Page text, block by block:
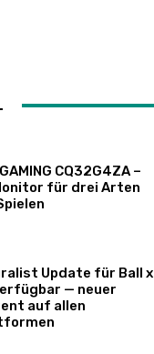
CQ32G4ZA –
für drei Arten
Update für Ball x
— neuer
auf allen